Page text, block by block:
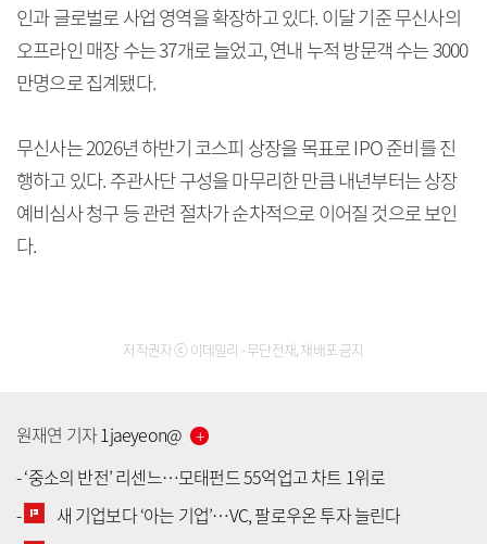
인과 글로벌로 사업 영역을 확장하고 있다. 이달 기준 무신사의
오프라인 매장 수는 37개로 늘었고, 연내 누적 방문객 수는 3000
만명으로 집계됐다.
무신사는 2026년 하반기 코스피 상장을 목표로 IPO 준비를 진
행하고 있다. 주관사단 구성을 마무리한 만큼 내년부터는 상장
예비심사 청구 등 관련 절차가 순차적으로 이어질 것으로 보인
다.
저작권자 ⓒ 이데일리 - 무단전재, 재배포 금지
원재연 기자1jaeyeon@
-‘중소의 반전’ 리센느…모태펀드 55억업고 차트 1위로
-
새 기업보다 ‘아는 기업’…VC, 팔로우온 투자 늘린다
[공지] 유료서비스 가입 안내